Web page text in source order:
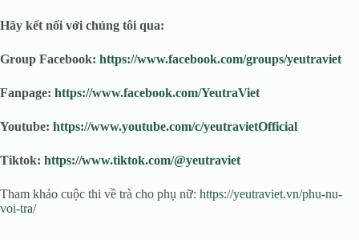
Hãy kết nối với chúng tôi qua:
Group Facebook: https://www.facebook.com/groups/yeutraviet
Fanpage: https://www.facebook.com/YeutraViet
Youtube: https://www.youtube.com/c/yeutravietOfficial
Tiktok: https://www.tiktok.com/@yeutraviet
Tham khảo cuộc thi về trà cho phụ nữ: https://yeutraviet.vn/phu-nu-
voi-tra/